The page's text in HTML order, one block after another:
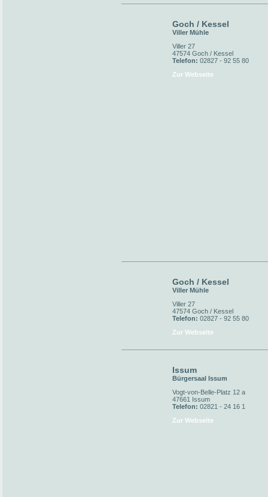
Goch / Kessel
Viller Mühle
Viller 27
47574 Goch / Kessel
Telefon: 02827 - 92 55 80
Zur Webseite
Goch / Kessel
Viller Mühle
Viller 27
47574 Goch / Kessel
Telefon: 02827 - 92 55 80
Zur Webseite
Issum
Bürgersaal Issum
Vogt-von-Belle-Platz 12 a
47661 Issum
Telefon: 02821 - 24 16 1
Zur Webseite